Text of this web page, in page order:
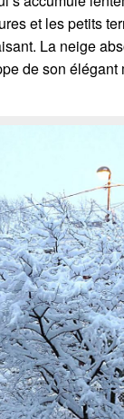
et les petits
La neige
de son élégant